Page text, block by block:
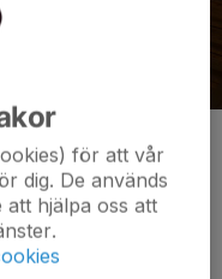
för att vår
dig. De används
hjälpa oss att